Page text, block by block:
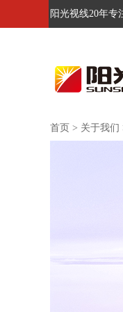
阳光视线20年专
首页 > 关于我们